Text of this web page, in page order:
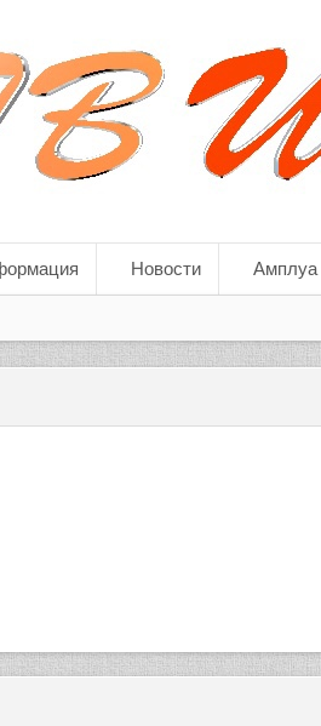
Новости Амплуа